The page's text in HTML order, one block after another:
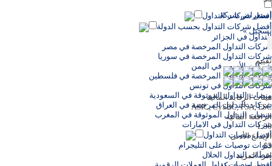
أفضل شركات التداول
أفضل شركات التداول بحسب الدولة
التداول في الجزائر
شركات التداول المرخصة في مصر
شركات التداول المرخصة في سوريا
شركات الأسهم في اليمن
شركات التداول المرخصة في فلسطين
شركات التداول في تونس
منصات التداول الموثوقة في السعودية
شركات التداول المرخصة في العراق
منصات التداول الموثوقة في المغرب
شركات التداول في الامارات
أفضل منصات التداول
قنوات توصيات على التليجرام
منصات التداول الحلال
إستعراض شركة
تسجيل »
تقييم
هيئات الرقابة المالية
ASIC, CySEC, FSA, FSC
الرافعة المالية
1:30
الإيداع الأدنى
$5
إقرأ المزيد